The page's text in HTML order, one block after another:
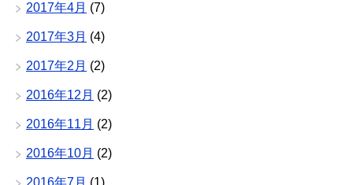
2017年4月 (7)
2017年3月 (4)
2017年2月 (2)
2016年12月 (2)
2016年11月 (2)
2016年10月 (2)